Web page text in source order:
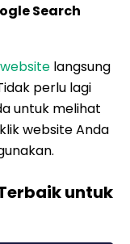
Search
langsung
perlu lagi
untuk melihat
website Anda
untuk